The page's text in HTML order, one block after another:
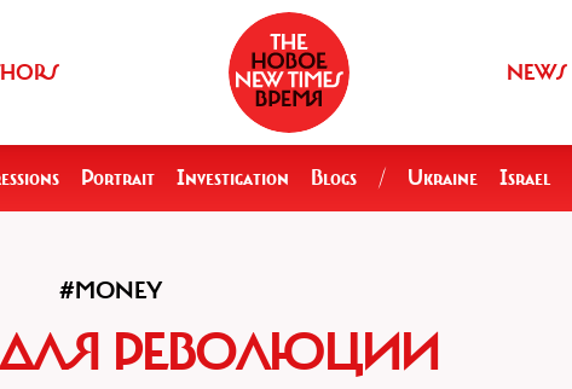
NEWS
Portrait Investigation Blogs / Ukraine Israel
#MONEY
ДЛЯ РЕВОЛЮЦИИ